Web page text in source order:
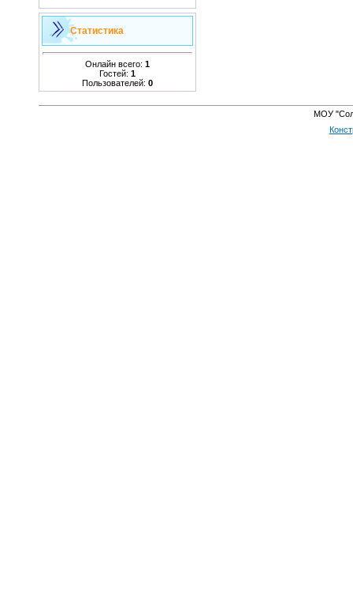
Статистика
Онлайн всего: 1
Гостей: 1
Пользователей: 0
МОУ